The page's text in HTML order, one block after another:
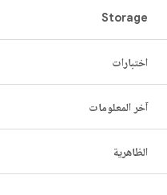
Storage
اختبارات
آخر المعلومات
الظاهرية